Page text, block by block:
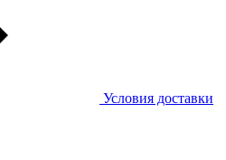
Условия доставки